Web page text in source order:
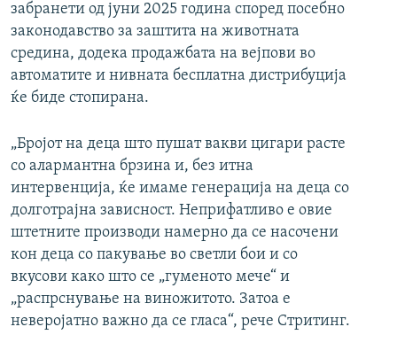
забранети од јуни 2025 година според посебно
законодавство за заштита на животната
средина, додека продажбата на вејпови во
автоматите и нивната бесплатна дистрибуција
ќе биде стопирана.
„Бројот на деца што пушат вакви цигари расте
со алармантна брзина и, без итна
интервенција, ќе имаме генерација на деца со
долготрајна зависност. Неприфатливо е овие
штетните производи намерно да се насочени
кон деца со пакување во светли бои и со
вкусови како што се „гуменото мече“ и
„распрснување на виножитото. Затоа е
неверојатно важно да се гласа“, рече Стритинг.